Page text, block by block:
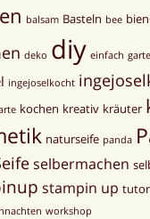
balsam Basteln bee
deko diy einfach
ingejoselkocht
kochen kreativ kräuter
naturseife panda
selbermachen
stampin up
workshop